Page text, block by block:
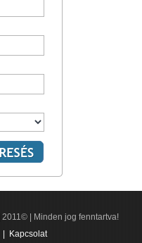
| 2011© | Minden jog fenntartva!
Kapcsolat